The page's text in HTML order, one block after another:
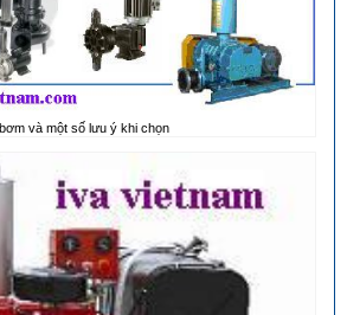
và một số lưu ý khi chọn